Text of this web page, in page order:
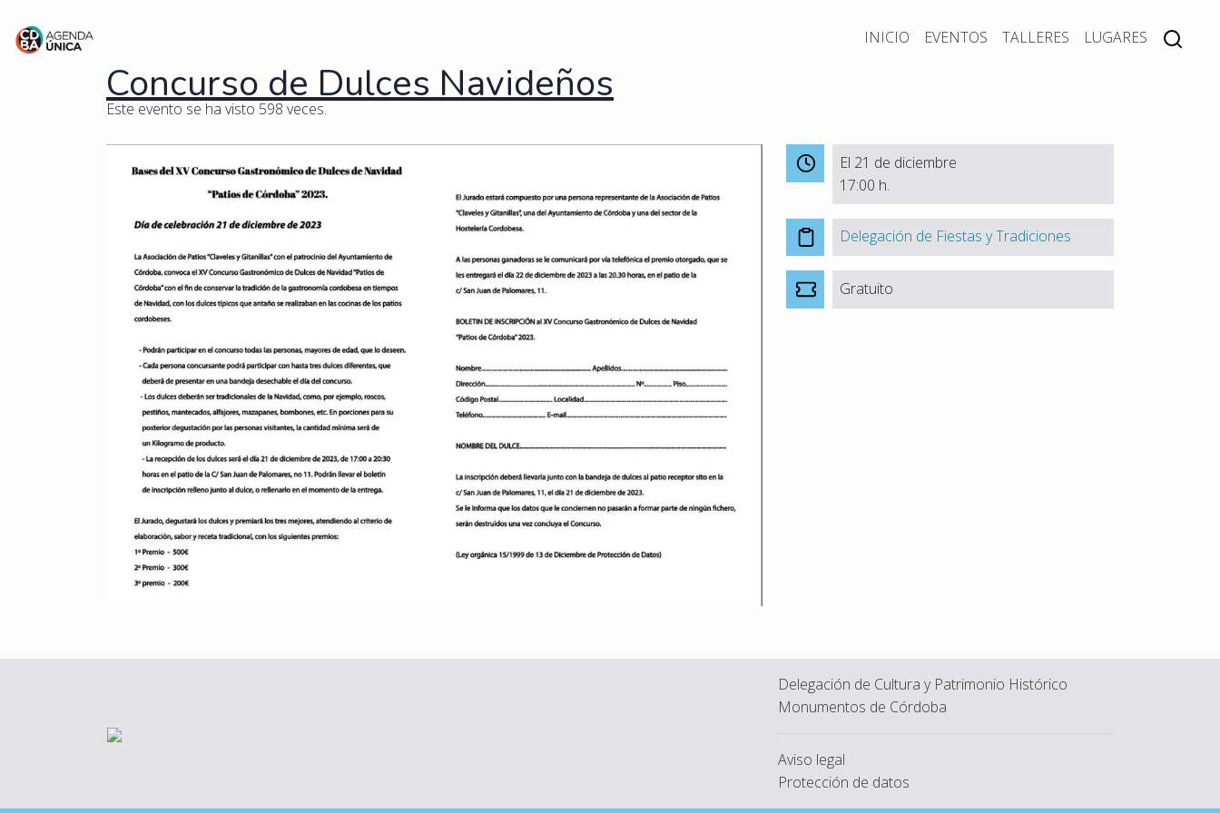
INICIO EVENTOS TALLERES LUGARES
Concurso de Dulces Navideños
Este evento se ha visto 598 veces.
El 21 de diciembre
17:00 h.
Delegación de Fiestas y Tradiciones
Gratuito
Delegación de Cultura y Patrimonio Histórico
Monumentos de Córdoba
Aviso legal
Protección de datos